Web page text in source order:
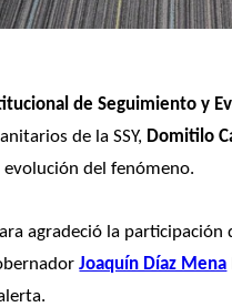
de Seguimiento y
de la SSY, Domitilo
del fenómeno.
agradeció la
Joaquín Díaz Mena